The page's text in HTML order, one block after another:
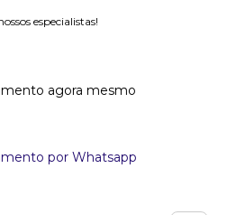
especialistas!
agora mesmo
por Whatsapp